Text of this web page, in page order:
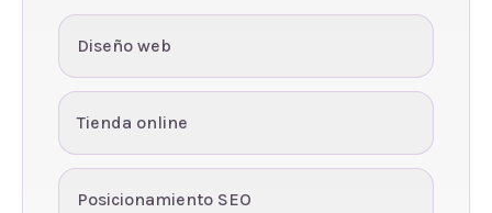
Diseño web
Tienda online
Posicionamiento SEO